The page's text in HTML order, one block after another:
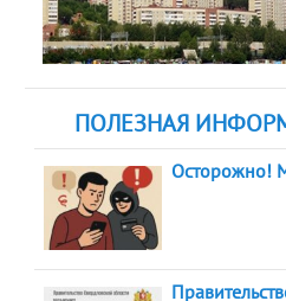
ПОЛЕЗНАЯ
Осторожно!